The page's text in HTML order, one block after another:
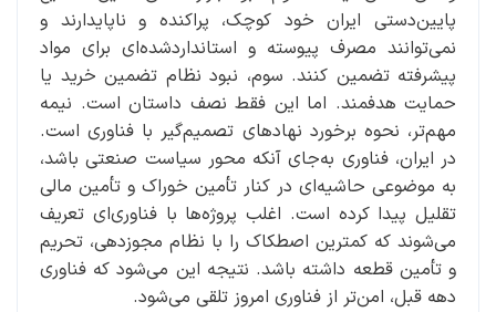
پایین‌دستی ایران خود کوچک، پراکنده و ناپایدارند و
نمی‌توانند مصرف پیوسته و استانداردشده‌ای برای مواد
پیشرفته تضمین کنند. سوم، نبود نظام تضمین خرید یا
حمایت هدفمند. اما این فقط نصف داستان است. نیمه
مهم‌تر، نحوه برخورد نهادهای تصمیم‌گیر با فناوری است.
در ایران، فناوری به‌جای آنکه محور سیاست صنعتی باشد،
به موضوعی حاشیه‌ای در کنار تأمین خوراک و تأمین مالی
تقلیل پیدا کرده است. اغلب پروژه‌ها با فناوری‌ای تعریف
می‌شوند که کمترین اصطکاک را با نظام مجوزدهی، تحریم
و تأمین قطعه داشته باشد. نتیجه این می‌شود که فناوری
دهه قبل، امن‌تر از فناوری امروز تلقی می‌شود.